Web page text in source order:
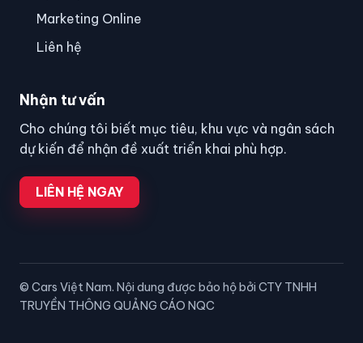
Marketing Online
Liên hệ
Nhận tư vấn
Cho chúng tôi biết mục tiêu, khu vực và ngân sách
dự kiến để nhận đề xuất triển khai phù hợp.
LIÊN HỆ NGAY
© Cars Việt Nam. Nội dung được bảo hộ bởi CTY TNHH
TRUYỀN THÔNG QUẢNG CÁO NQC